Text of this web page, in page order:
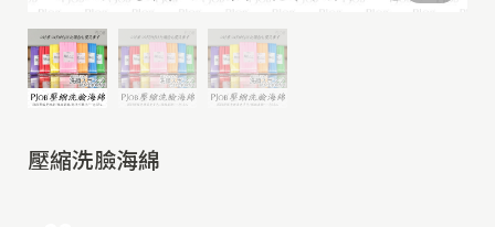
壓縮洗臉海綿